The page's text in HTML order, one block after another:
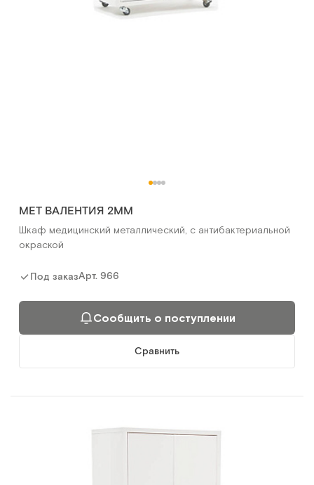
МЕТ ВАЛЕНТИЯ 2ММ
Шкаф медицинский металлический, с антибактериальной
окраской
Под заказАрт. 966
Сообщить о поступлении
Сравнить